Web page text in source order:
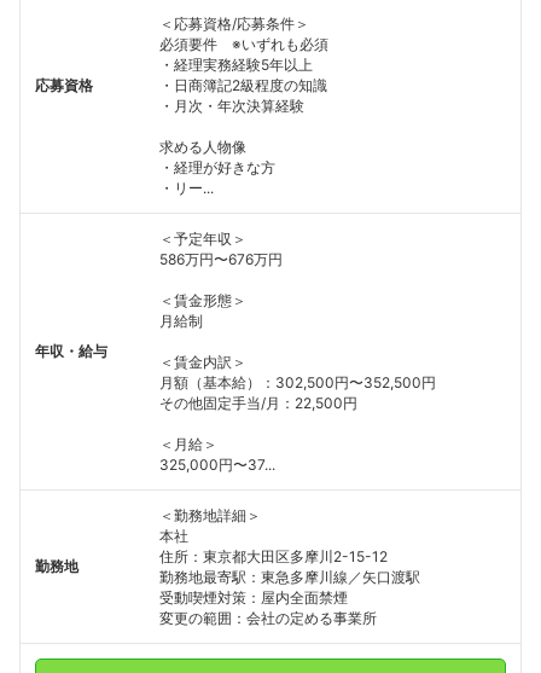
応募資格
＜応募資格/応募条件＞
必須要件 ※いずれも必須
・経理実務経験5年以上
・日商簿記2級程度の知識
・月次・年次決算経験
求める人物像
・経理が好きな方
・リー...
年収・給与
＜予定年収＞
586万円〜676万円
＜賃金形態＞
月給制
＜賃金内訳＞
月額（基本給）：302,500円〜352,500円
その他固定手当/月：22,500円
＜月給＞
325,000円〜37...
勤務地
＜勤務地詳細＞
本社
住所：東京都大田区多摩川2-15-12
勤務地最寄駅：東急多摩川線／矢口渡駅
受動喫煙対策：屋内全面禁煙
変更の範囲：会社の定める事業所